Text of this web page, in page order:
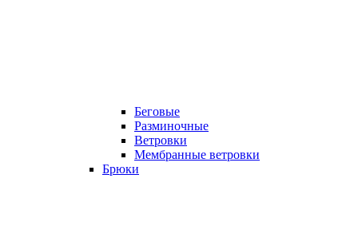
Беговые
Разминочные
Ветровки
Мембранные ветровки
Брюки